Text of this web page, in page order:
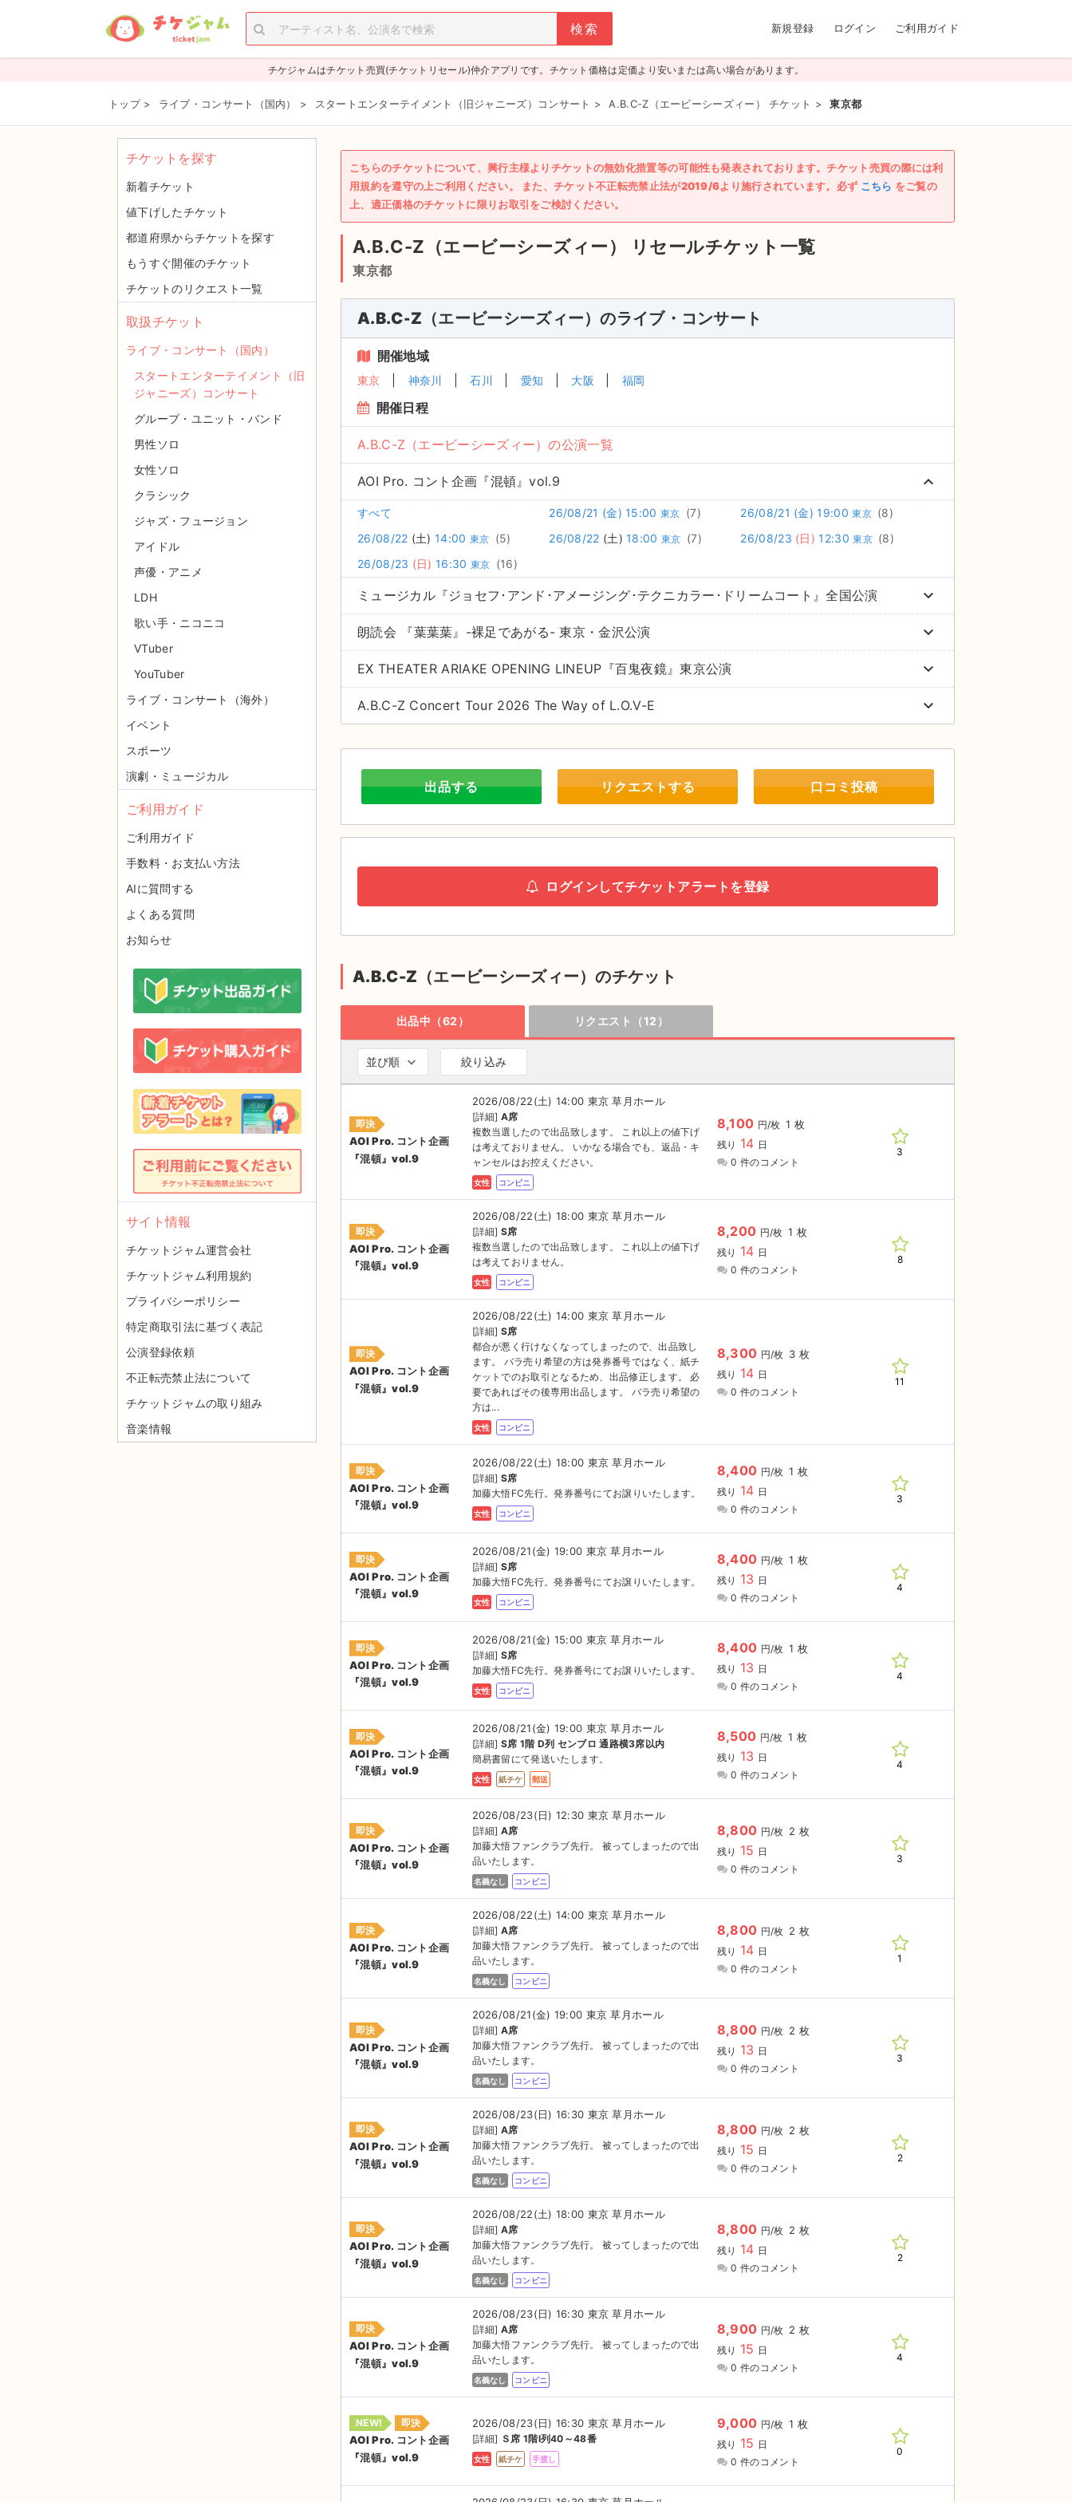
新規登録 ログイン ご利用ガイド
チケジャムはチケット売買(チケットリセール)仲介アプリです。チケット価格は定価より安いまたは高い場合があります。
トップ > ライブ・コンサート（国内） > スタートエンターテイメント（旧ジャニーズ）コンサート > A.B.C-Z（エービーシーズィー） チケット > 東京都
こちらのチケットについて、興行主様よりチケットの無効化措置等の可能性も発表されております。チケット売買の際には利
用規約を遵守の上ご利用ください。 また、チケット不正転売禁止法が2019/6より施行されています。必ず こちら をご覧の
上、適正価格のチケットに限りお取引をご検討ください。
A.B.C-Z（エービーシーズィー） リセールチケット一覧
東京都
A.B.C-Z（エービーシーズィー）のライブ・コンサート
開催地域
東京 神奈川 石川 愛知 大阪 福岡
開催日程
A.B.C-Z（エービーシーズィー）の公演一覧
AOI Pro. コント企画『混頓』vol.9 keyboard_arrow_up
すべて 26/08/21 (金) 15:00 東京 (7) 26/08/21 (金) 19:00 東京 (8)
26/08/22 (土) 14:00 東京 (5) 26/08/22 (土) 18:00 東京 (7) 26/08/23 (日) 12:30 東京 (8)
26/08/23 (日) 16:30 東京 (16)
ミュージカル『ジョセフ･アンド･アメージング･テクニカラー･ドリームコート』全国公演 keyboard_arrow_down
朗読会 『葉葉葉』-裸足であがる- 東京・金沢公演 keyboard_arrow_down
EX THEATER ARIAKE OPENING LINEUP『百鬼夜鏡』東京公演 keyboard_arrow_down
A.B.C-Z Concert Tour 2026 The Way of L.O.V-E keyboard_arrow_down
出品する リクエストする 口コミ投稿
ログインしてチケットアラートを登録
A.B.C-Z（エービーシーズィー）のチケット
出品中（62） リクエスト（12）
並び順 絞り込み
即決
AOI Pro. コント企画
『混頓』vol.9
2026/08/22(土) 14:00 東京 草月ホール
[詳細]A席
複数当選したので出品致します。 これ以上の値下げ
は考えておりません。 いかなる場合でも、返品・キ
ャンセルはお控えください。
女性 コンビニ
8,100 円/枚 1 枚
残り 14 日
0 件のコメント
3
即決
AOI Pro. コント企画
『混頓』vol.9
2026/08/22(土) 18:00 東京 草月ホール
[詳細]S席
複数当選したので出品致します。 これ以上の値下げ
は考えておりません。
女性 コンビニ
8,200 円/枚 1 枚
残り 14 日
0 件のコメント
8
即決
AOI Pro. コント企画
『混頓』vol.9
2026/08/22(土) 14:00 東京 草月ホール
[詳細]S席
都合が悪く行けなくなってしまったので、出品致し
ます。 バラ売り希望の方は発券番号ではなく、紙チ
ケットでのお取引となるため、出品修正します。 必
要であればその後専用出品します。 バラ売り希望の
方は...
女性 コンビニ
8,300 円/枚 3 枚
残り 14 日
0 件のコメント
11
即決
AOI Pro. コント企画
『混頓』vol.9
2026/08/22(土) 18:00 東京 草月ホール
[詳細]S席
加藤大悟FC先行。発券番号にてお譲りいたします。
女性 コンビニ
8,400 円/枚 1 枚
残り 14 日
0 件のコメント
3
即決
AOI Pro. コント企画
『混頓』vol.9
2026/08/21(金) 19:00 東京 草月ホール
[詳細]S席
加藤大悟FC先行。発券番号にてお譲りいたします。
女性 コンビニ
8,400 円/枚 1 枚
残り 13 日
0 件のコメント
4
即決
AOI Pro. コント企画
『混頓』vol.9
2026/08/21(金) 15:00 東京 草月ホール
[詳細]S席
加藤大悟FC先行。発券番号にてお譲りいたします。
女性 コンビニ
8,400 円/枚 1 枚
残り 13 日
0 件のコメント
4
即決
AOI Pro. コント企画
『混頓』vol.9
2026/08/21(金) 19:00 東京 草月ホール
[詳細]S席 1階 D列 センブロ 通路横3席以内
簡易書留にて発送いたします。
女性 紙チケ 郵送
8,500 円/枚 1 枚
残り 13 日
0 件のコメント
4
即決
AOI Pro. コント企画
『混頓』vol.9
2026/08/23(日) 12:30 東京 草月ホール
[詳細]A席
加藤大悟ファンクラブ先行。 被ってしまったので出
品いたします。
名義なし コンビニ
8,800 円/枚 2 枚
残り 15 日
0 件のコメント
3
即決
AOI Pro. コント企画
『混頓』vol.9
2026/08/22(土) 14:00 東京 草月ホール
[詳細]A席
加藤大悟ファンクラブ先行。 被ってしまったので出
品いたします。
名義なし コンビニ
8,800 円/枚 2 枚
残り 14 日
0 件のコメント
1
即決
AOI Pro. コント企画
『混頓』vol.9
2026/08/21(金) 19:00 東京 草月ホール
[詳細]A席
加藤大悟ファンクラブ先行。 被ってしまったので出
品いたします。
名義なし コンビニ
8,800 円/枚 2 枚
残り 13 日
0 件のコメント
3
即決
AOI Pro. コント企画
『混頓』vol.9
2026/08/23(日) 16:30 東京 草月ホール
[詳細]A席
加藤大悟ファンクラブ先行。 被ってしまったので出
品いたします。
名義なし コンビニ
8,800 円/枚 2 枚
残り 15 日
0 件のコメント
2
即決
AOI Pro. コント企画
『混頓』vol.9
2026/08/22(土) 18:00 東京 草月ホール
[詳細]A席
加藤大悟ファンクラブ先行。 被ってしまったので出
品いたします。
名義なし コンビニ
8,800 円/枚 2 枚
残り 14 日
0 件のコメント
2
即決
AOI Pro. コント企画
『混頓』vol.9
2026/08/23(日) 16:30 東京 草月ホール
[詳細]A席
加藤大悟ファンクラブ先行。 被ってしまったので出
品いたします。
名義なし コンビニ
8,900 円/枚 2 枚
残り 15 日
0 件のコメント
4
NEW! 即決
AOI Pro. コント企画
『混頓』vol.9
2026/08/23(日) 16:30 東京 草月ホール
[詳細] Ｓ席 1階I列40～48番
女性 紙チケ 手渡し
9,000 円/枚 1 枚
残り 15 日
0 件のコメント
0
チケットを探す
新着チケット
値下げしたチケット
都道府県からチケットを探す
もうすぐ開催のチケット
チケットのリクエスト一覧
取扱チケット
ライブ・コンサート（国内）
スタートエンターテイメント（旧
ジャニーズ）コンサート
グループ・ユニット・バンド
男性ソロ
女性ソロ
クラシック
ジャズ・フュージョン
アイドル
声優・アニメ
LDH
歌い手・ニコニコ
VTuber
YouTuber
ライブ・コンサート（海外）
イベント
スポーツ
演劇・ミュージカル
ご利用ガイド
ご利用ガイド
手数料・お支払い方法
AIに質問する
よくある質問
お知らせ
サイト情報
チケットジャム運営会社
チケットジャム利用規約
プライバシーポリシー
特定商取引法に基づく表記
公演登録依頼
不正転売禁止法について
チケットジャムの取り組み
音楽情報